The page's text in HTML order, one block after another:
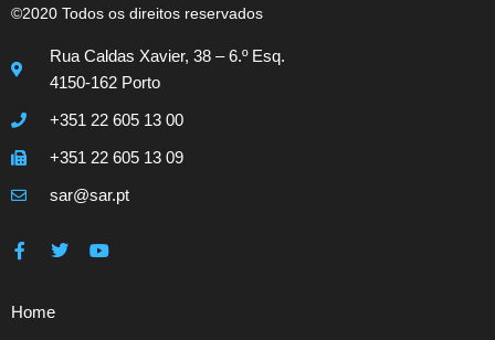
©2020 Todos os direitos reservados
Rua Caldas Xavier, 38 – 6.º Esq.
4150-162 Porto
+351 22 605 13 00
+351 22 605 13 09
sar@sar.pt
Home